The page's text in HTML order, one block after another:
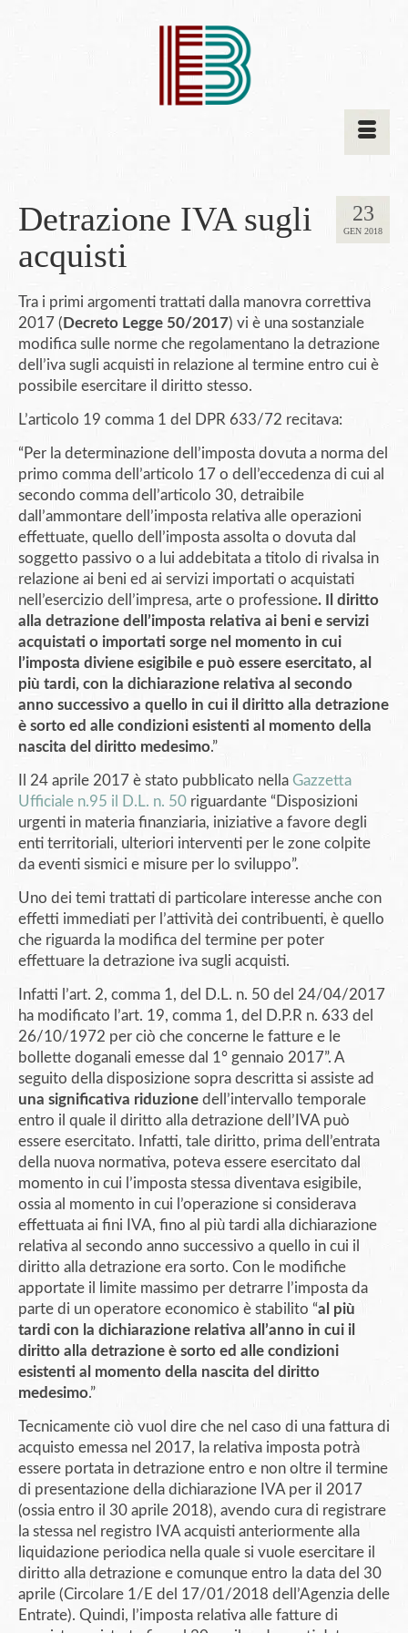
23
GEN 2018
Detrazione IVA sugli
acquisti
Tra i primi argomenti trattati dalla manovra correttiva
2017 ( Decreto Legge 50/2017) vi è una sostanziale
modifica sulle norme che regolamentano la detrazione
dell’iva sugli acquisti in relazione al termine entro cui è
possibile esercitare il diritto stesso.
L’articolo 19 comma 1 del DPR 633/72 recitava:
“Per la determinazione dell’imposta dovuta a norma del
primo comma dell’articolo 17 o dell’eccedenza di cui al
secondo comma dell’articolo 30, detraibile
dall’ammontare dell’imposta relativa alle operazioni
effettuate, quello dell’imposta assolta o dovuta dal
soggetto passivo o a lui addebitata a titolo di rivalsa in
relazione ai beni ed ai servizi importati o acquistati
nell’esercizio dell’impresa, arte o professione. Il diritto
alla detrazione dell’imposta relativa ai beni e servizi
acquistati o importati sorge nel momento in cui
l’imposta diviene esigibile e può essere esercitato, al
più tardi, con la dichiarazione relativa al secondo
anno successivo a quello in cui il diritto alla detrazione
è sorto ed alle condizioni esistenti al momento della
nascita del diritto medesimo.”
Il 24 aprile 2017 è stato pubblicato nella Gazzetta
Ufficiale n.95 il D.L. n. 50 riguardante “Disposizioni
urgenti in materia finanziaria, iniziative a favore degli
enti territoriali, ulteriori interventi per le zone colpite
da eventi sismici e misure per lo sviluppo”.
Uno dei temi trattati di particolare interesse anche con
effetti immediati per l’attività dei contribuenti, è quello
che riguarda la modifica del termine per poter
effettuare la detrazione iva sugli acquisti.
Infatti l’art. 2, comma 1, del D.L. n. 50 del 24/04/2017
ha modificato l’art. 19, comma 1, del D.P.R n. 633 del
26/10/1972 per ciò che concerne le fatture e le
bollette doganali emesse dal 1° gennaio 2017”. A
seguito della disposizione sopra descritta si assiste ad
una significativa riduzione dell’intervallo temporale
entro il quale il diritto alla detrazione dell’IVA può
essere esercitato. Infatti, tale diritto, prima dell’entrata
della nuova normativa, poteva essere esercitato dal
momento in cui l’imposta stessa diventava esigibile,
ossia al momento in cui l’operazione si considerava
effettuata ai fini IVA, fino al più tardi alla dichiarazione
relativa al secondo anno successivo a quello in cui il
diritto alla detrazione era sorto. Con le modifiche
apportate il limite massimo per detrarre l’imposta da
parte di un operatore economico è stabilito “al più
tardi con la dichiarazione relativa all’anno in cui il
diritto alla detrazione è sorto ed alle condizioni
esistenti al momento della nascita del diritto
medesimo.”
Tecnicamente ciò vuol dire che nel caso di una fattura di
acquisto emessa nel 2017, la relativa imposta potrà
essere portata in detrazione entro e non oltre il termine
di presentazione della dichiarazione IVA per il 2017
(ossia entro il 30 aprile 2018), avendo cura di registrare
la stessa nel registro IVA acquisti anteriormente alla
liquidazione periodica nella quale si vuole esercitare il
diritto alla detrazione e comunque entro la data del 30
aprile (Circolare 1/E del 17/01/2018 dell’Agenzia delle
Entrate). Quindi, l’imposta relativa alle fatture di